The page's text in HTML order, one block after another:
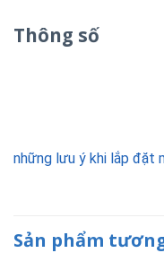
Thông số
những lưu ý khi lắp đặt
Sản phẩm